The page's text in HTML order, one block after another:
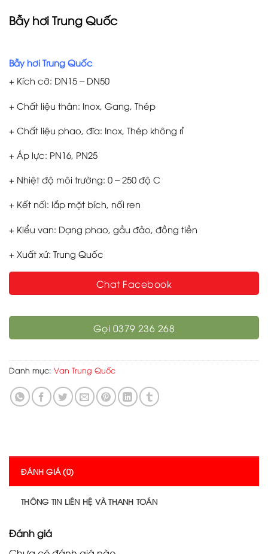
Bẫy hơi Trung Quốc
Bẫy hơi Trung Quốc
+ Kích cỡ: DN15 – DN50
+ Chất liệu thân: Inox, Gang, Thép
+ Chất liệu phao, đĩa: Inox, Thép không rỉ
+ Áp lực: PN16, PN25
+ Nhiệt độ môi trường: 0 – 250 độ C
+ Kết nối: lắp mặt bích, nối ren
+ Kiểu van: Dạng phao, gầu đảo, đồng tiền
+ Xuất xứ: Trung Quốc
Chat Facebook
Gọi 0379 236 268
Danh mục: Van Trung Quốc
ĐÁNH GIÁ (0)
THÔNG TIN LIÊN HỆ VÀ THANH TOÁN
Đánh giá